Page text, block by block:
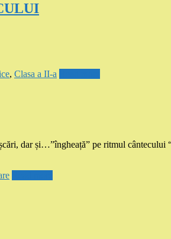
, Clasa a II-a
dar și…”îngheață” pe ritmul cântecului